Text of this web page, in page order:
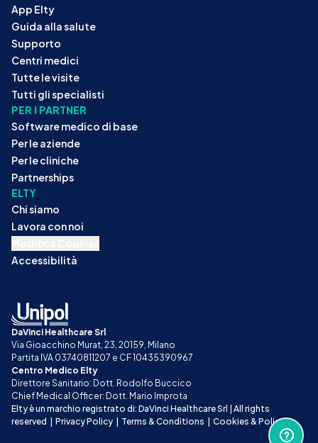
App Elty
Guida alla salute
Supporto
Centri medici
Tutte le visite
Tutti gli specialisti
PER I PARTNER
Software medico di base
Per le aziende
Per le cliniche
Partnerships
ELTY
Chi siamo
Lavora con noi
Accessibilità
DaVinci Healthcare Srl
Via Gioacchino Murat, 23, 20159, Milano
Partita IVA 03740811207 e CF 10435390967
Centro Medico Elty
Direttore Sanitario: Dott. Rodolfo Buccico
Chief Medical Officer: Dott. Mario Improta
Elty è un marchio registrato di: DaVinci Healthcare Srl | All rights
reserved | Privacy Policy | Terms & Conditions | Cookies & Policy